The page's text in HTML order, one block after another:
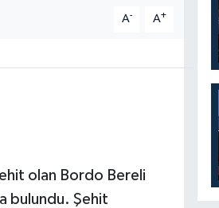
A- A+
olan Bordo Bereli
bulundu. Şehit